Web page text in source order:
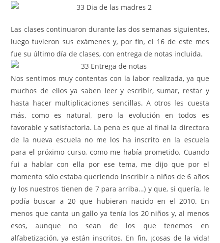
Las clases continuaron durante las dos semanas siguientes,
luego tuvieron sus exámenes y, por fin, el 16 de este mes
fue su último día de clases, con entrega de notas incluida.
Nos sentimos muy contentas con la labor realizada, ya que
muchos de ellos ya saben leer y escribir, sumar, restar y
hasta hacer multiplicaciones sencillas. A otros les cuesta
más, como es natural, pero la evolución en todos es
favorable y satisfactoria. La pena es que al final la directora
de la nueva escuela no me los ha inscrito en la escuela
para el próximo curso, como me había prometido. Cuando
fui a hablar con ella por ese tema, me dijo que por el
momento sólo estaba queriendo inscribir a niños de 6 años
(y los nuestros tienen de 7 para arriba…) y que, si quería, le
podía buscar a 20 que hubieran nacido en el 2010. En
menos que canta un gallo ya tenía los 20 niños y, al menos
esos, aunque no sean de los que tenemos en
alfabetización, ya están inscritos. En fin, ¡cosas de la vida!